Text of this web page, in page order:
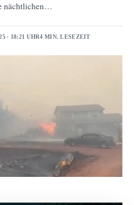
nächtlichen…
· 18:21 UHR4 MIN. LESEZEIT